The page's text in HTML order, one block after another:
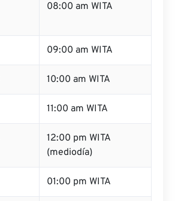
08:00 am WITA
09:00 am WITA
10:00 am WITA
11:00 am WITA
12:00 pm WITA
(mediodía)
01:00 pm WITA